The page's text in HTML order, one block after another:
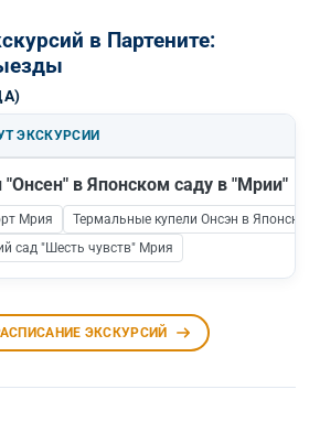
в Партените:
ЭКСКУРСИИ
"Онсен" в Японском саду в "Мрии"
Мрия
Термальные купели Онсэн в
сад "Шесть чувств" Мрия
ЭКСКУРСИЙ